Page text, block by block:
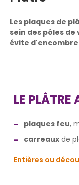
Les plaques de
sein des pôles
évite
LE PLÂTRE
plaques feu,
carreauxde
Entières ou